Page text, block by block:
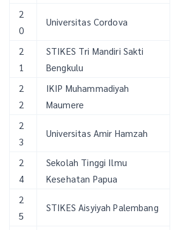
2
0
Universitas Cordova
2
1
STIKES Tri Mandiri Sakti
Bengkulu
2
2
IKIP Muhammadiyah
Maumere
2
3
Universitas Amir Hamzah
2
4
Sekolah Tinggi Ilmu
Kesehatan Papua
2
5
STIKES Aisyiyah Palembang